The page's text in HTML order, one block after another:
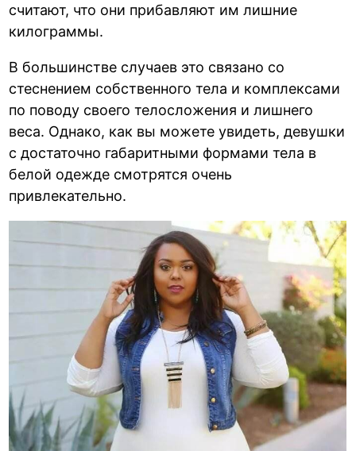
считают, что они прибавляют им лишние
килограммы.
В большинстве случаев это связано со
стеснением собственного тела и комплексами
по поводу своего телосложения и лишнего
веса. Однако, как вы можете увидеть, девушки
с достаточно габаритными формами тела в
белой одежде смотрятся очень
привлекательно.